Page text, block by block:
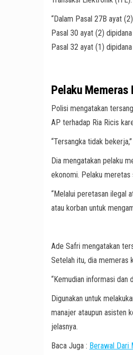
“Dalam Pasal 27B ayat
Pasal 30 ayat (2)
Pasal 32 ayat (1)
Pelaku Memeras
Polisi mengatakan
AP terhadap Ria Ricis
“Tersangka tidak
Dia mengatakan pelaku
ekonomi. Pelaku
“Melalui peretasan ilegal
atau korban untuk
Ade Safri mengatakan
Setelah itu, dia memeras
“Kemudian informasi dan
Digunakan untuk
manajer ataupun asisten
jelasnya.
Baca Juga : Berawal Dari